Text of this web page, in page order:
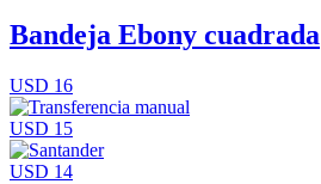
Bandeja Ebony cuadrada
USD 16
USD 15
USD 14